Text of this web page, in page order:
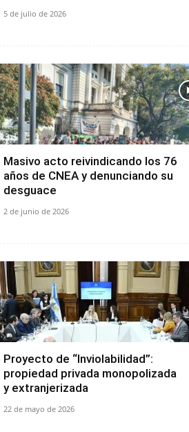
5 de julio de 2026
Masivo acto reivindicando los 76
años de CNEA y denunciando su
desguace
2 de junio de 2026
Proyecto de “Inviolabilidad”:
propiedad privada monopolizada
y extranjerizada
22 de mayo de 2026